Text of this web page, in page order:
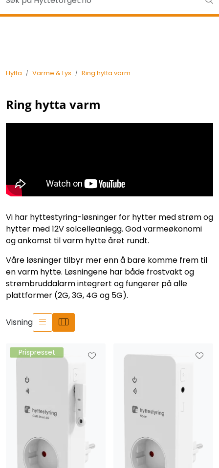
Skip to main contentGavekort - Gaven som ALLTID funker!
Hytta Varme & Lys Ring hytta varm
Ring hytta varm
Vi har hyttestyring-løsninger for hytter med strøm og
hytter med 12V solcelleanlegg. God varmeøkonomi
og ankomst til varm hytte året rundt.
Våre løsninger tilbyr mer enn å bare komme frem til
en varm hytte. Løsningene har både frostvakt og
strømbruddalarm integrert og fungerer på alle
plattformer (2G, 3G, 4G og 5G).
Visning
Prispresset
Tilbake